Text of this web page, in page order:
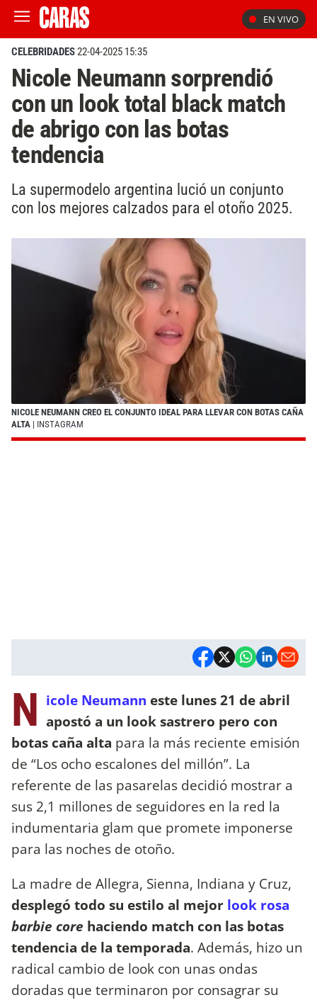
EN VIVO
CELEBRIDADES22-04-2025 15:35
Nicole Neumann sorprendió
con un look total black match
de abrigo con las botas
tendencia
La supermodelo argentina lució un conjunto
con los mejores calzados para el otoño 2025.
NICOLE NEUMANN CREO EL CONJUNTO IDEAL PARA LLEVAR CON BOTAS CAÑA
ALTA | INSTAGRAM
N icole Neumann este lunes 21 de abril
apostó a un look sastrero pero con
botas caña alta para la más reciente emisión
de “Los ocho escalones del millón”. La
referente de las pasarelas decidió mostrar a
sus 2,1 millones de seguidores en la red la
indumentaria glam que promete imponerse
para las noches de otoño.
La madre de Allegra, Sienna, Indiana y Cruz,
desplegó todo su estilo al mejor look rosa
barbie core haciendo match con las botas
tendencia de la temporada. Además, hizo un
radical cambio de look con unas ondas
doradas que terminaron por consagrar su